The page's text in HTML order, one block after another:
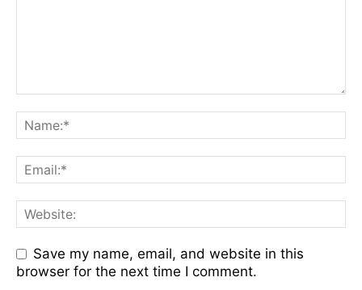
Save my name, email, and website in this
browser for the next time I comment.